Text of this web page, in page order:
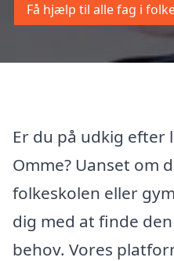
Få hjælp til alle fag i
Er du på udkig
Omme? Uanset om
folkeskolen eller
dig med at finde
behov. Vores